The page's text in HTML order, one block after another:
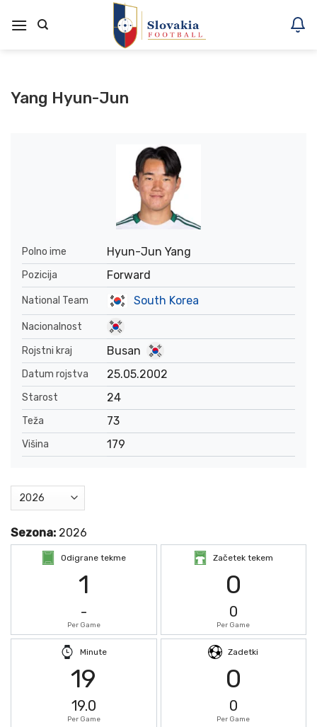
na
Yang Hyun-Jun
Polno ime Hyun-Jun Yang
Pozicija Forward
National Team South Korea
Nacionalnost
Rojstni kraj
Busan
Datum rojstva 25.05.2002
Starost 24
Teža 73
Višina 179
Sezona: 2026
Odigrane tekme
1
-
Per Game
Začetek tekem
0
0
Per Game
Minute
19
19.0
Per Game
Zadetki
0
0
Per Game